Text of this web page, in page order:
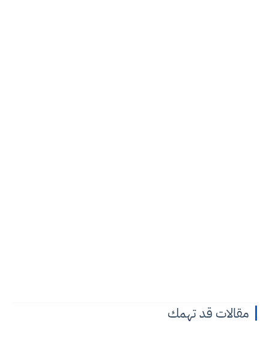
مقالات قد تهمك